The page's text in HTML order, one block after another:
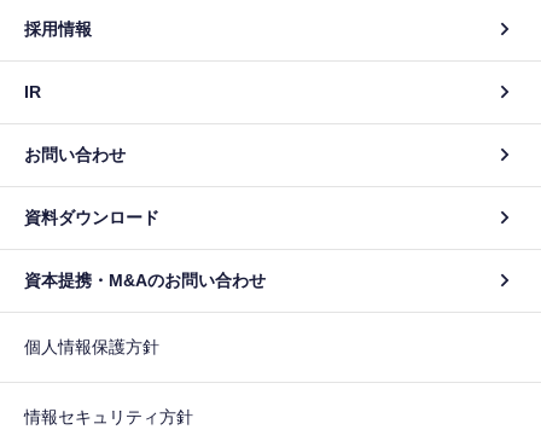
採用情報
IR
お問い合わせ
資料ダウンロード
資本提携・M&Aのお問い合わせ
個人情報保護方針
情報セキュリティ方針